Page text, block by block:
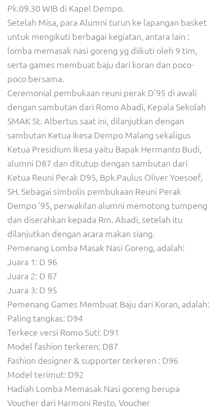
Pk.09.30 WIB di Kapel Dempo.
Setelah Misa, para Alumni turun ke lapangan basket
untuk mengikuti berbagai kegiatan, antara lain :
lomba memasak nasi goreng yg diikuti oleh 9 tim,
serta games membuat baju dari koran dan poco-
poco bersama.
Ceremonial pembukaan reuni perak D’95 di awali
dengan sambutan dari Romo Abadi, Kepala Sekolah
SMAK St. Albertus saat ini, dilanjutkan dengan
sambutan Ketua Ikesa Dempo Malang sekaligus
Ketua Presidium Ikesa yaitu Bapak Hermanto Budi,
alumni D87 dan ditutup dengan sambutan dari
Ketua Reuni Perak D95, Bpk.Paulus Oliver Yoesoef,
SH. Sebagai simbolis pembukaan Reuni Perak
Dempo ‘95, perwakilan alumni memotong tumpeng
dan diserahkan kepada Rm. Abadi, setelah itu
dilanjutkan dengan acara makan siang.
Pemenang Lomba Masak Nasi Goreng, adalah:
Juara 1: D 96
Juara 2: D 87
Juara 3: D 95
Pemenang Games Membuat Baju dari Koran, adalah:
Paling tangkas: D94
Terkece versi Romo Suti: D91
Model fashion terkeren: D87
Fashion designer & supporter terkeren : D96
Model terimut: D92
Hadiah Lomba Memasak Nasi goreng berupa
Voucher dari Harmoni Resto, Voucher